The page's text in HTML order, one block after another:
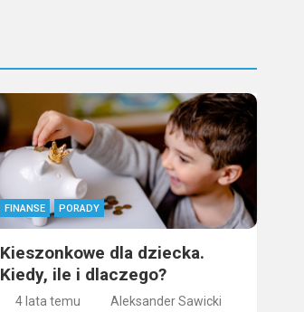
FINANSE PORADY
Kieszonkowe dla dziecka.
Kiedy, ile i dlaczego?
4 lata temu Aleksander Sawicki